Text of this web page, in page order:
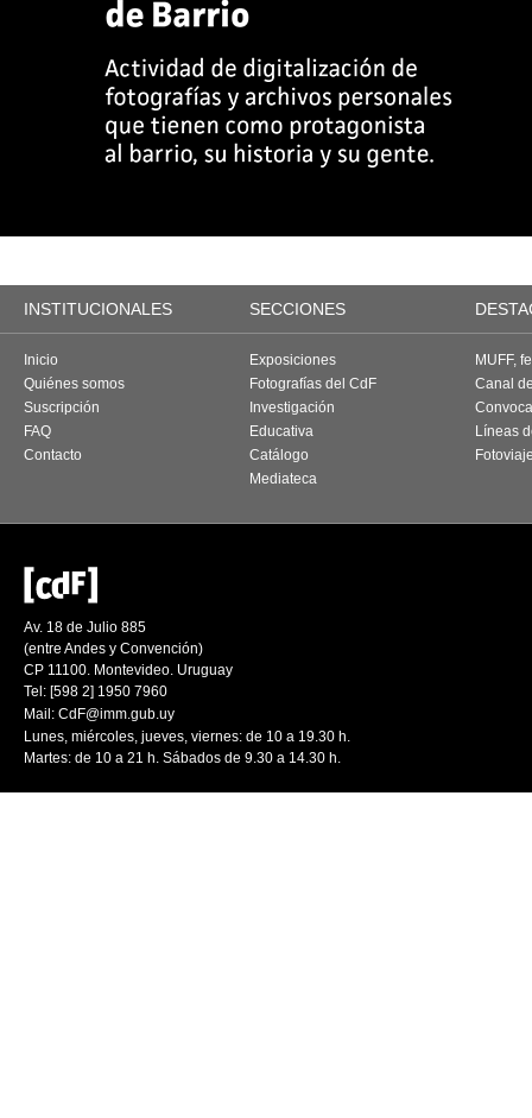
INSTITUCIONALES SECCIONES
Inicio
Quiénes somos
Suscripción
FAQ
Contacto
Exposiciones
Fotografías del CdF
Investigación
Educativa
Catálogo
Mediateca
MUFF,
Canal
Líneas
Av. 18 de Julio 885
(entre Andes y Convención)
CP 11100. Montevideo. Uruguay
Tel: [598 2] 1950 7960
Mail: CdF@imm.gub.uy
Lunes, miércoles, jueves, viernes: de 10 a 19.30 h.
Martes: de 10 a 21 h. Sábados de 9.30 a 14.30 h.